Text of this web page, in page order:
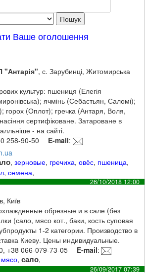
Ваше оголошення
, с. Зарубинці, Житомирська
культур: пшениця (Елегія
ячмінь (Себастьян, Саломі);
горох (Оплот); гречка (Антаря, Воля,
сертифіковане. Затароване в
- на сайті.
258-90-50 E-mail:
,зерновые, гречиха,овёс, пшеница,
,семена,
26/10/2018 12:00
Київ
обрезные и в сале (без
(сало, мясо кот., баки, кость суповая
1-2 категории. Производство в
Киеву. Цены индивидуальные.
+38 066-079-73-05 E-mail:
мясо,сало,
26/09/2017 07:39